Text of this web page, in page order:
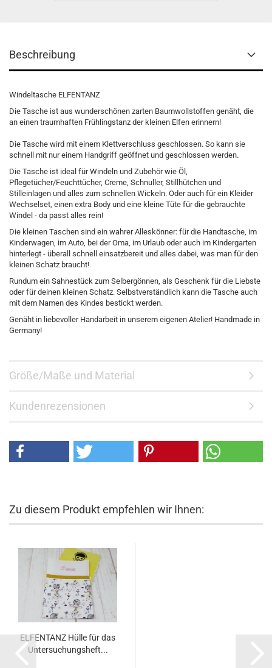
Beschreibung
Windeltasche ELFENTANZ
Die Tasche ist aus wunderschönen zarten Baumwollstoffen genäht, die
an einen traumhaften Frühlingstanz der kleinen Elfen erinnern!
Die Tasche wird mit einem Klettverschluss geschlossen. So kann sie
schnell mit nur einem Handgriff geöffnet und geschlossen werden.
Die Tasche ist ideal für Windeln und Zubehör wie Öl,
Pflegetücher/Feuchttücher, Creme, Schnuller, Stillhütchen und
Stilleinlagen und alles zum schnellen Wickeln. Oder auch für ein Kleider
Wechselset, einen extra Body und eine kleine Tüte für die gebrauchte
Windel - da passt alles rein!
Die kleinen Taschen sind ein wahrer Alleskönner: für die Handtasche, im
Kinderwagen, im Auto, bei der Oma, im Urlaub oder auch im Kindergarten
hinterlegt - überall schnell einsatzbereit und alles dabei, was man für den
kleinen Schatz braucht!
Rundum ein Sahnestück zum Selbergönnen, als Geschenk für die Liebste
oder für deinen kleinen Schatz. Selbstverständlich kann die Tasche auch
mit dem Namen des Kindes bestickt werden.
Genäht in liebevoller Handarbeit in unserem eigenen Atelier! Handmade in
Germany!
Größe/Maße und Material
Kundenrezensionen
Zu diesem Produkt empfehlen wir Ihnen:
ELFENTANZ Hülle für das
Untersuchungsheft...